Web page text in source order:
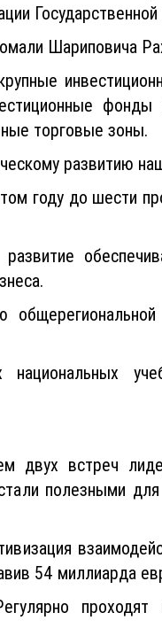
Шариповича
фонды
торговые зоны.
развитию
году до шести
двух встреч
полезными
54 миллиарда